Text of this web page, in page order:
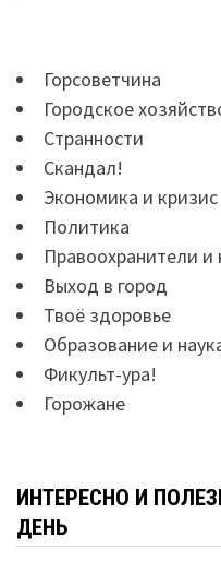
Горсоветчина
Городское
Странности
Скандал!
Экономика и кризис
Политика
Правоохранители и
Выход в город
Твоё здоровье
Образование и
Фикульт-ура!
Горожане
ИНТЕРЕСНО И
ДЕНЬ